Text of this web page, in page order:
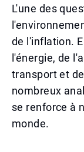
L'une des
de l'inflation.
l'énergie, de
transport et
nombreux
se renforce à
monde.